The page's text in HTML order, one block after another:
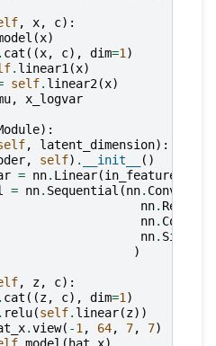
, x, c):
(x)
. cat ((x, c), dim=1 )
. linear1 (x)
self. linear2(x)
, x_logvar
):
, latent_dimension):
, self) . __init__
()
= nn. Linear(in_features
= nn. Sequential (nn.
nn. ReLU
nn.
nn. Sigmoid
)
, z, c):
. cat ((z, c), dim=1 )
. relu(self. linear(z))
.view( -1 , 64, 7, 7)
.model ( hat_x)